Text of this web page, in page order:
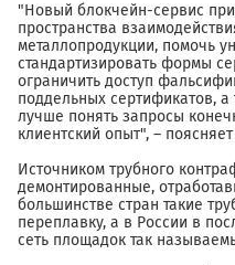
"Новый блокчейн-сервис
пространства
металлопродукции, помочь
стандартизировать формы
ограничить доступ
поддельных сертификатов,
лучше понять запросы
клиентский опыт", –
Источником трубного
демонтированные,
большинстве стран такие
переплавку, а в России в
сеть площадок так